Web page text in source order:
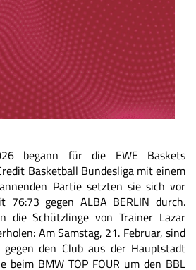
begann für die EWE Baskets
Basketball Bundesliga mit einem
Partie setzten sie sich vor
76:73 gegen ALBA BERLIN durch.
die Schützlinge von Trainer Lazar
Am Samstag, 21. Februar, sind
den Club aus der Hauptstadt
beim BMW TOP FOUR um den BBL